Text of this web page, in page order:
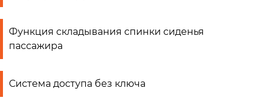
Функция складывания спинки сиденья
пассажира
Система доступа без ключа